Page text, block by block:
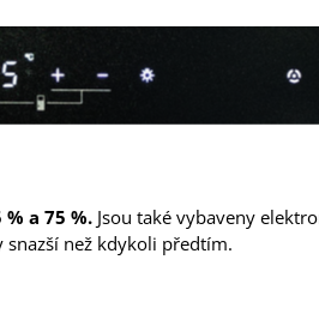
% a 75 %. Jsou také vybaveny
než kdykoli předtím.